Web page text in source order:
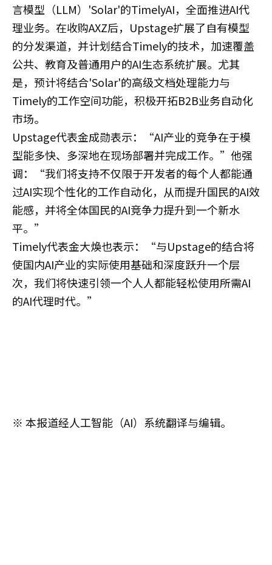
言模型（LLM）'Solar'的TimelyAI，全面推进AI代
理业务。在收购AXZ后，Upstage扩展了自有模型
的分发渠道，并计划结合Timely的技术，加速覆盖
公共、教育及普通用户的AI生态系统扩展。尤其
是，预计将结合'Solar'的高级文档处理能力与
Timely的工作空间功能，积极开拓B2B业务自动化
市场。
Upstage代表金成勋表示：“AI产业的竞争在于模
型能多快、多深地在现场部署并完成工作。”他强
调：“我们将支持不仅限于开发者的每个人都能通
过AI实现个性化的工作自动化，从而提升国民的AI效
能感，并将全体国民的AI竞争力提升到一个新水
平。”
Timely代表金大煥也表示：“与Upstage的结合将
使国内AI产业的实际使用基础和深度跃升一个层
次，我们将快速引领一个人人都能轻松使用所需AI
的AI代理时代。”
※ 本报道经人工智能（AI）系统翻译与编辑。